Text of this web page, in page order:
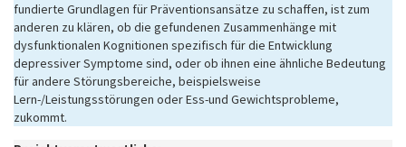
fundierte Grundlagen für Präventionsansätze zu schaffen, ist zum
anderen zu klären, ob die gefundenen Zusammenhänge mit
dysfunktionalen Kognitionen spezifisch für die Entwicklung
depressiver Symptome sind, oder ob ihnen eine ähnliche Bedeutung
für andere Störungsbereiche, beispielsweise
Lern-/Leistungsstörungen oder Ess-und Gewichtsprobleme,
zukommt.